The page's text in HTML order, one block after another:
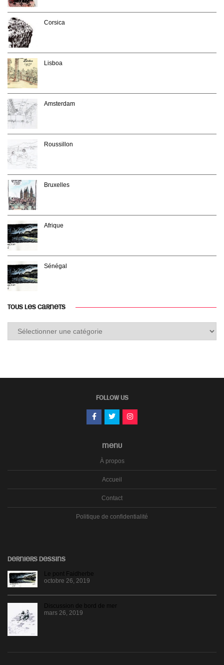
Corsica
Lisboa
Amsterdam
Roussillon
Bruxelles
Afrique
Sénégal
TOUS LES CARNETS
FOLLOW US
MENU
À propos
Accueil
Contact
Politique de confidentialité
DERNIERS DESSINS
Le pont Faidherbe
octobre 26, 2019
Discussion de bord de mer
mars 26, 2019